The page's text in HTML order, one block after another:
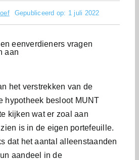
Gepubliceerd op: 1 juli 2022
het verstrekken van de
hypotheek besloot MUNT
kijken wat er zoal aan
is in de eigen portefeuille.
dat het aantal alleenstaanden
aandeel in de